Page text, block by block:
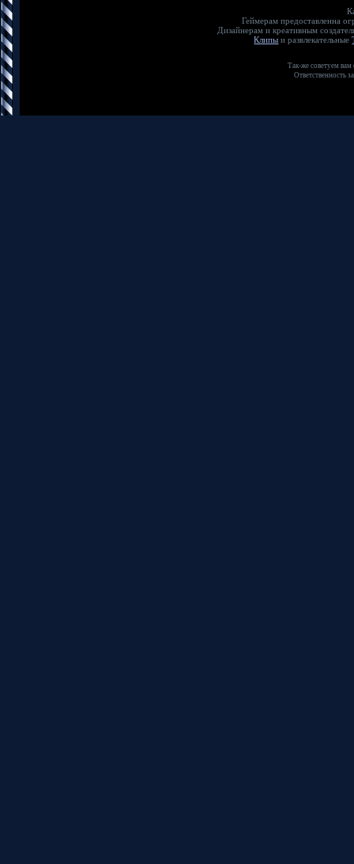
Геймерам предоставленна
Дизайнерам и креативным
Клипы и развлекательные
Так-же советуем
Ответственность